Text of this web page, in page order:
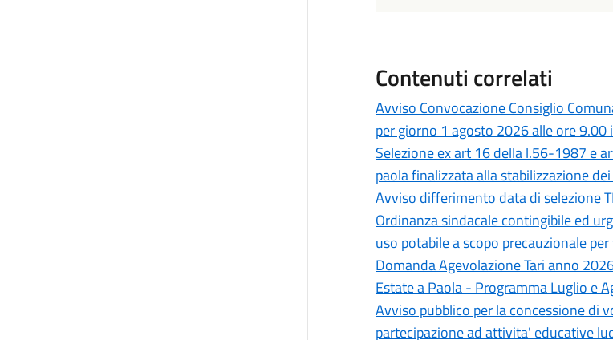
Contenuti correlati
Avviso Convocazione Consiglio
per giorno 1 agosto 2026 alle ore
Selezione ex art 16 della l.56-1987 e
paola finalizzata alla stabilizzazione
Avviso differimento data di selezione
Ordinanza sindacale contingibile ed
uso potabile a scopo precauzionale
Domanda Agevolazione Tari anno
Estate a Paola - Programma Luglio e
Avviso pubblico per la concessione di
partecipazione ad attivita' educative